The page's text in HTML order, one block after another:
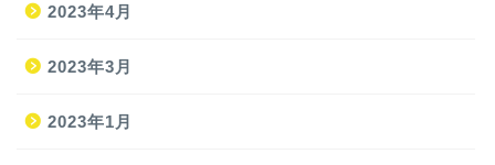
2023年4月
2023年3月
2023年1月